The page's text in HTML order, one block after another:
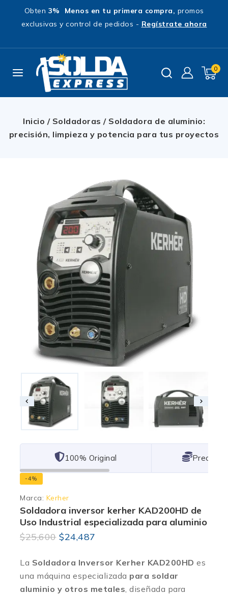
Obten 3% Menos en tu primera compra, promos
exclusivas y control de pedidos - Regístrate ahora
0
Inicio / Soldadoras / Soldadora de aluminio:
precisión, limpieza y potencia para tus proyectos
101% Original Lowest
-4%
Marca: Kerher
Soldadora inversor kerher KAD200HD de
Uso Industrial especializada para aluminio
$25,600 $24,487
La Soldadora Inversor Kerher KAD200HD es
una máquina especializada para soldar
aluminio y otros metales , diseñada para